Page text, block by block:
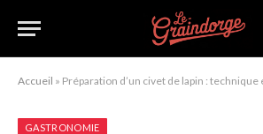
Accueil » Préparation d’un civet de lapin : technique
GASTRONOMIE